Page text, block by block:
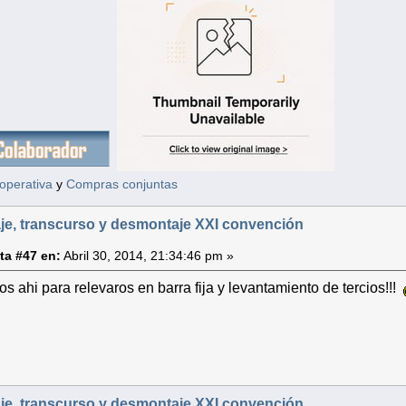
yCompras conjuntas
transcurso y desmontaje XXI convención
#47 en: Abril 30, 2014, 21:34:46 pm »
ahi para relevaros en barra fija y levantamiento de tercios!!!